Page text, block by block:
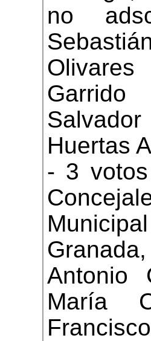
no
Olivares
Garrido
Huertas
- 3
Antonio
María